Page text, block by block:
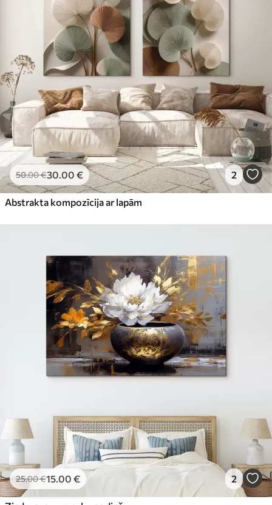
50.00€30.00 € 2
Abstrakta kompozīcija ar lapām
25.00€15.00 € 2